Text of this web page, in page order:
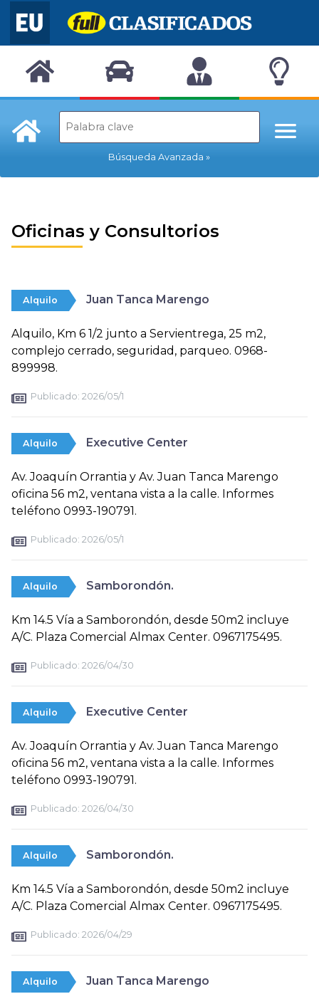
Búsqueda Avanzada
Oficinas y Consultorios
Alquilo Juan Tanca Marengo
Alquilo, Km 6 1/2 junto a Servientrega, 25 m2,
complejo cerrado, seguridad, parqueo. 0968-
899998.
Publicado: 2026/05/1
Alquilo Executive Center
Av. Joaquín Orrantia y Av. Juan Tanca Marengo
oficina 56 m2, ventana vista a la calle. Informes
teléfono 0993-190791.
Publicado: 2026/05/1
Alquilo Samborondón.
Km 14.5 Vía a Samborondón, desde 50m2 incluye
A/C. Plaza Comercial Almax Center. 0967175495.
Publicado: 2026/04/30
Alquilo Executive Center
Av. Joaquín Orrantia y Av. Juan Tanca Marengo
oficina 56 m2, ventana vista a la calle. Informes
teléfono 0993-190791.
Publicado: 2026/04/30
Alquilo Samborondón.
Km 14.5 Vía a Samborondón, desde 50m2 incluye
A/C. Plaza Comercial Almax Center. 0967175495.
Publicado: 2026/04/29
Alquilo Juan Tanca Marengo